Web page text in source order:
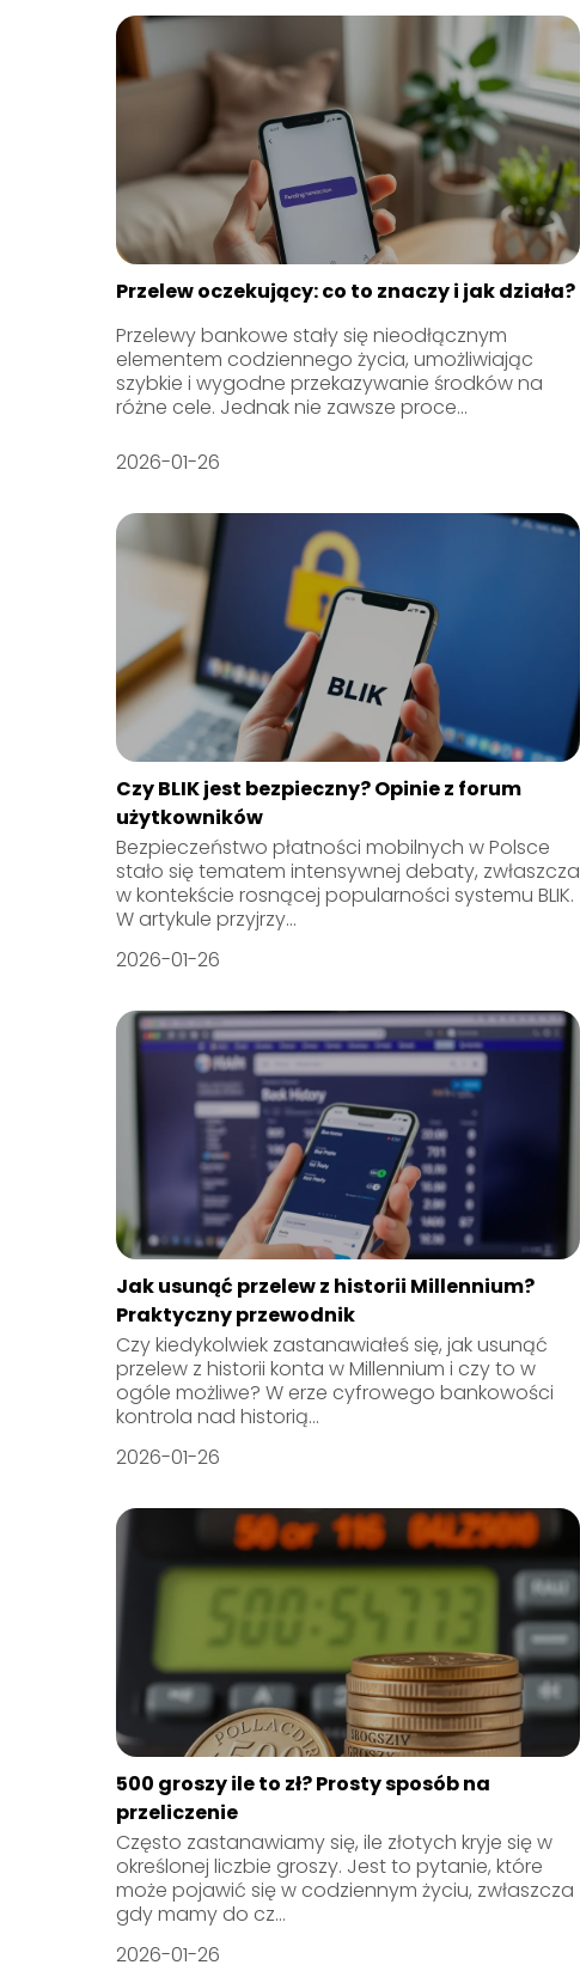
Przelew oczekujący: co to znaczy i jak działa?
Przelewy bankowe stały się nieodłącznym
elementem codziennego życia, umożliwiając
szybkie i wygodne przekazywanie środków na
różne cele. Jednak nie zawsze proce...
2026-01-26
Czy BLIK jest bezpieczny? Opinie z forum
użytkowników
Bezpieczeństwo płatności mobilnych w Polsce
stało się tematem intensywnej debaty, zwłaszcza
w kontekście rosnącej popularności systemu BLIK.
W artykule przyjrzy...
2026-01-26
Jak usunąć przelew z historii Millennium?
Praktyczny przewodnik
Czy kiedykolwiek zastanawiałeś się, jak usunąć
przelew z historii konta w Millennium i czy to w
ogóle możliwe? W erze cyfrowego bankowości
kontrola nad historią...
2026-01-26
500 groszy ile to zł? Prosty sposób na
przeliczenie
Często zastanawiamy się, ile złotych kryje się w
określonej liczbie groszy. Jest to pytanie, które
może pojawić się w codziennym życiu, zwłaszcza
gdy mamy do cz...
2026-01-26